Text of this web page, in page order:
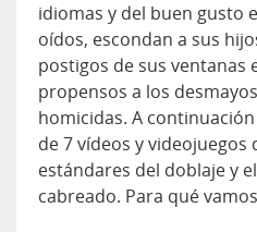
idiomas y del buen gusto
oídos, escondan a sus
postigos de sus ventanas
propensos a los
homicidas. A
de 7 vídeos y
estándares del doblaje y
cabreado. Para qué